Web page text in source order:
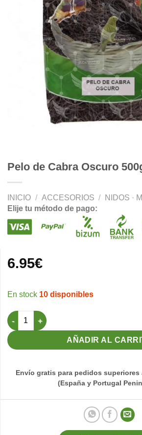
Pelo de Cabra Oscuro
INICIO / ACCESORIOS /
NIDOS ·
Elije tu método de pago:
6.95€
10 disponibles
Pelo de Cabra Oscuro 500gr Sisal Fibre
AÑADIR AL
Envío gratis para pedidos superiores
(España y Portugal